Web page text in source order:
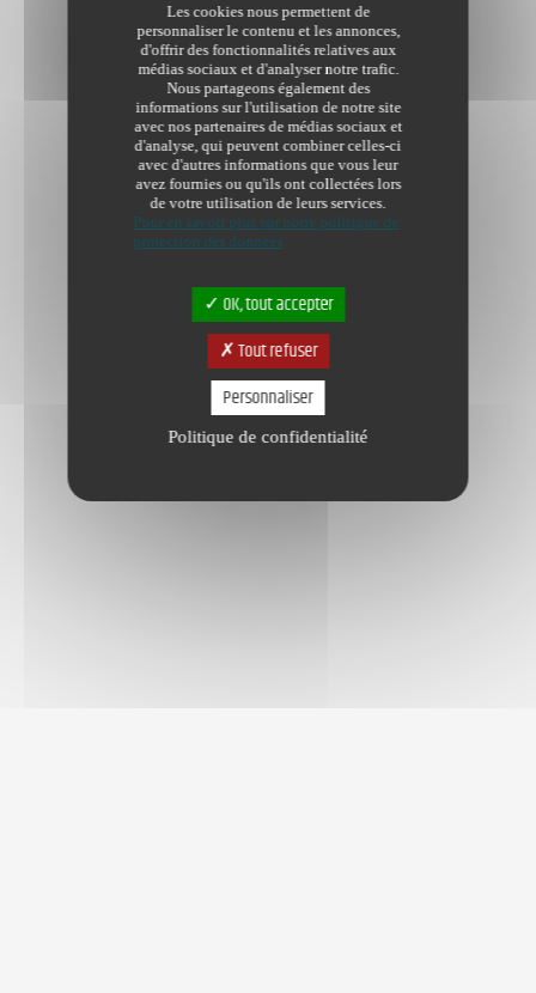
Les cookies nous permettent de
personnaliser le contenu et les annonces,
d'offrir des fonctionnalités relatives aux
médias sociaux et d'analyser notre trafic.
Nous partageons également des
informations sur l'utilisation de notre site
avec nos partenaires de médias sociaux et
d'analyse, qui peuvent combiner celles-ci
avec d'autres informations que vous leur
avez fournies ou qu'ils ont collectées lors
de votre utilisation de leurs services.
Pour en savoir plus sur notre politique de
protection des données
OK, tout accepter
Tout refuser
Personnaliser
Politique de confidentialité